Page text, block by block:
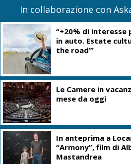
In collaborazione con
“+20% di interesse
in auto. Estate
the road’”
Le Camere in
mese da oggi
In anteprima a
“Armony”, film di
Mastandrea